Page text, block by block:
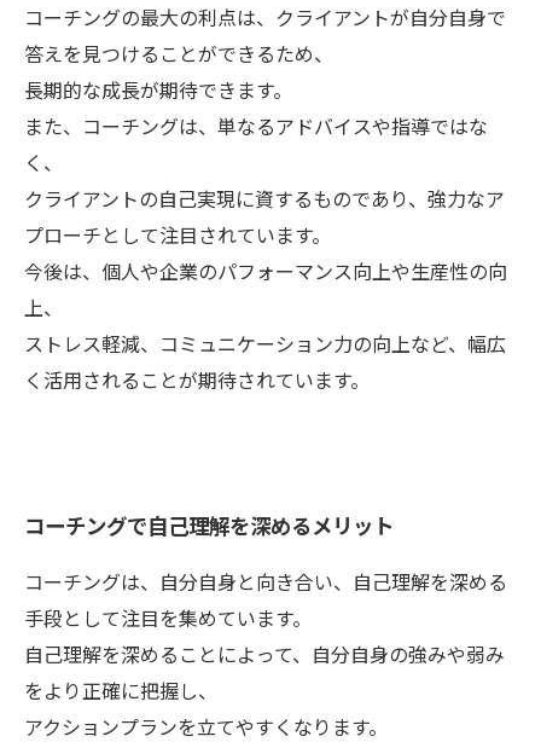
コーチングの最大の利点は、クライアントが自分自身で
答えを見つけることができるため、
長期的な成長が期待できます。
また、コーチングは、単なるアドバイスや指導ではな
く、
クライアントの自己実現に資するものであり、強力なア
プローチとして注目されています。
今後は、個人や企業のパフォーマンス向上や生産性の向
上、
ストレス軽減、コミュニケーション力の向上など、幅広
く活用されることが期待されています。
コーチングで自己理解を深めるメリット
コーチングは、自分自身と向き合い、自己理解を深める
手段として注目を集めています。
自己理解を深めることによって、自分自身の強みや弱み
をより正確に把握し、
アクションプランを立てやすくなります。